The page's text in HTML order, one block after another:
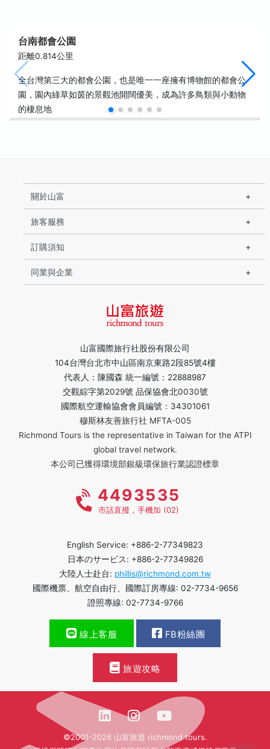
台南都會公園
距離0.814公里
全台灣第三大的都會公園，也是唯一一座擁有博物館的都會公
園，園內綠草如茵的景觀池開闊優美，成為許多鳥類與小動物
的棲息地
山富國際旅行社股份有限公司
104台灣台北市中山區南京東路2段85號4樓
代表人：陳國森 統一編號：22888987
交觀綜字第2029號 品保協會北0030號
國際航空運輸協會會員編號：34301061
穆斯林友善旅行社 MFTA-005
Richmond Tours is the representative in Taiwan for the ATPI
global travel network.
本公司已獲得環境部銀級環保旅行業認證標章
關於山富
旅客服務
訂購須知
同業與企業
4493535
市話直撥，手機加 (02)
English Service: +886-2-77349823
日本のサービス: +886-2-77349826
大陸人士赴台: phillis@richmond.com.tw
國際機票、航空自由行、國際訂房專線: 02-7734-9656
證照專線: 02-7734-9766
線上客服 FB粉絲團
旅遊攻略
©2001-2026 山富旅遊 richmond tours.